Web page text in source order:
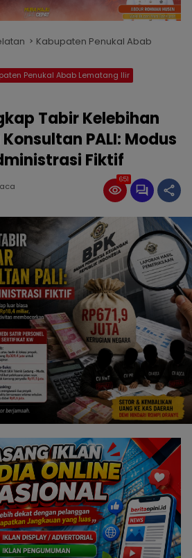
Kabupaten Penukal Abab
Penukal Abab Lematang Ilir
Tabir Kelebihan
PALI: Modus
Fiktif
651